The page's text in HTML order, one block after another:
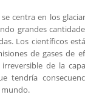
centra en los
grandes
Los científicos
de gases de
irreversible de la
tendría
mundo.